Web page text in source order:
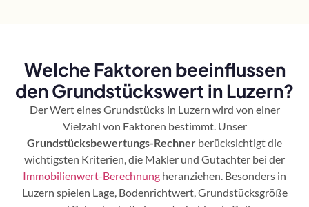
Welche Faktoren beeinflussen
den Grundstückswert in Luzern?
Der Wert eines Grundstücks in Luzern wird von einer
Vielzahl von Faktoren bestimmt. Unser
Grundstücksbewertungs-Rechner berücksichtigt die
wichtigsten Kriterien, die Makler und Gutachter bei der
Immobilienwert-Berechnung heranziehen. Besonders in
Luzern spielen Lage, Bodenrichtwert, Grundstücksgröße